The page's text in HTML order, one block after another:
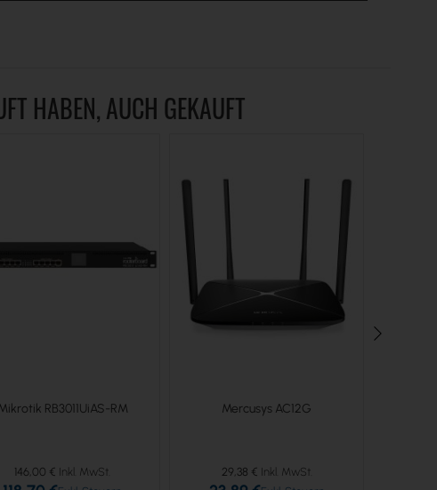
HABEN, AUCH GEKAUFT
RB3011UiAS-RM
146,00 €
Mercusys AC12G
29,38 €